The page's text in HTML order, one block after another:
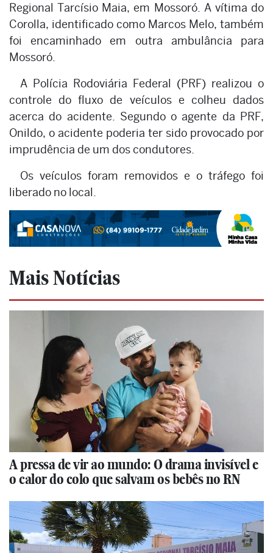
Regional Tarcísio Maia, em Mossoró. A vítima do
Corolla, identificado como Marcos Melo, também
foi encaminhado em outra ambulância para
Mossoró.
A Polícia Rodoviária Federal (PRF) realizou o
controle do fluxo de veículos e colheu dados
acerca do acidente. Segundo o agente da PRF,
Onildo, o acidente poderia ter sido provocado por
imprudência de um dos condutores.
Os veículos foram removidos e o tráfego foi
liberado no local.
Mais Notícias
A pressa de vir ao mundo: O drama invisível e
o calor do colo que salvam os bebês no RN